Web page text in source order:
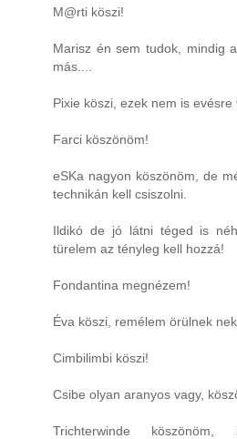
M@rti köszi!
Marisz én sem tudok, mindig
más....
Pixie köszi, ezek nem is evésre
Farci köszönöm!
eSKa nagyon köszönöm, de
technikán kell csiszolni.
Ildikó de jó látni téged is
türelem az tényleg kell hozzá!
Fondantina megnézem!
Éva köszi, remélem örülnek
Cimbilimbi köszi!
Csibe olyan aranyos vagy,
Trichterwinde